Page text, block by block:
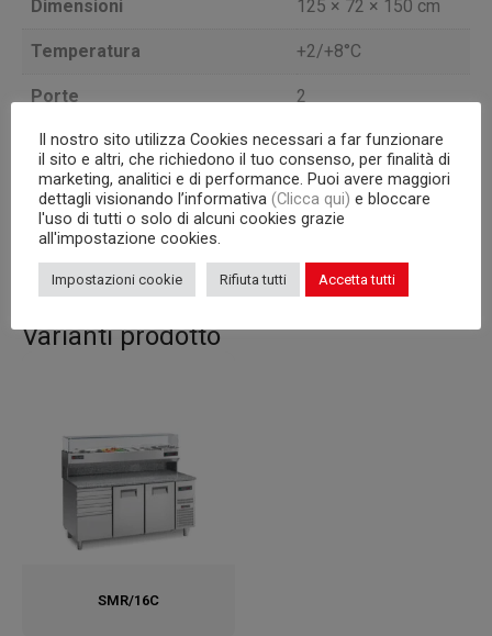
Dimensioni 125 × 72 × 150 cm
Temperatura +2/+8°C
Porte 2
Unità Condensatrice a bordo
Capacità interna bacinelle GN
Corpo 680
Varianti prodotto
SMR/16C
Il nostro sito utilizza Cookies necessari a far funzionare
il sito e altri, che richiedono il tuo consenso, per finalità di
marketing, analitici e di performance. Puoi avere maggiori
dettagli visionando l’informativa (Clicca qui) e bloccare
l'uso di tutti o solo di alcuni cookies grazie
all'impostazione cookies.
Impostazioni cookie Rifiuta tutti Accetta tutti